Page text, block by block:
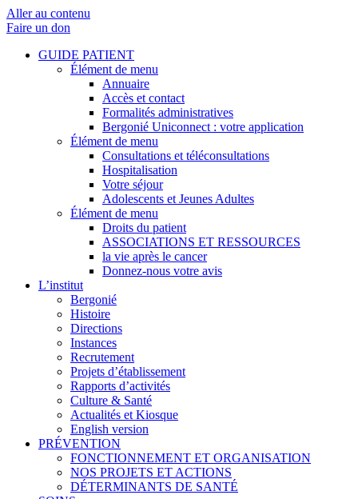
Aller au contenu
Faire un don
GUIDE PATIENT
Élément de menu
Annuaire
Accès et contact
Formalités administratives
Bergonié Uniconnect : votre application
Élément de menu
Consultations et téléconsultations
Hospitalisation
Votre séjour
Adolescents et Jeunes Adultes
Élément de menu
Droits du patient
ASSOCIATIONS ET RESSOURCES
la vie après le cancer
Donnez-nous votre avis
L’institut
Bergonié
Histoire
Directions
Instances
Recrutement
Projets d’établissement
Rapports d’activités
Culture & Santé
Actualités et Kiosque
English version
PRÉVENTION
FONCTIONNEMENT ET ORGANISATION
NOS PROJETS ET ACTIONS
DÉTERMINANTS DE SANTÉ